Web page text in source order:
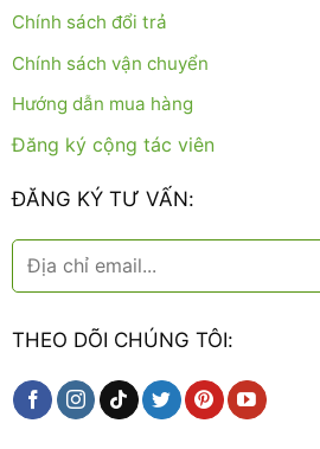
Chính sách đổi trả
Chính sách vận chuyển
Hướng dẫn mua hàng
Đăng ký cộng tác viên
ĐĂNG KÝ TƯ VẤN:
THEO DÕI CHÚNG TÔI: